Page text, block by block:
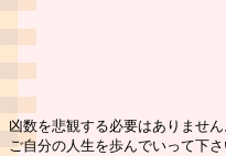
凶数を悲観する必要はありませ
ご自分の人生を歩んでいって下さ